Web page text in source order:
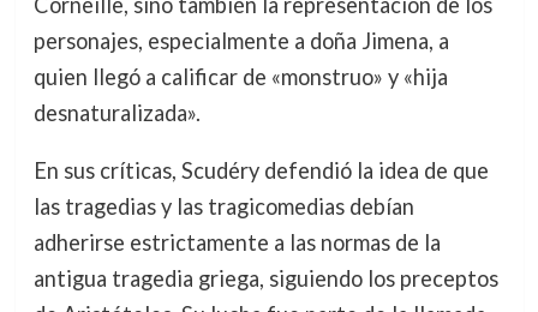
personajes, especialmente a doña Jimena, a
quien llegó a calificar de «monstruo» y «hija
desnaturalizada».
En sus críticas, Scudéry defendió la idea de que
las tragedias y las tragicomedias debían
adherirse estrictamente a las normas de la
antigua tragedia griega, siguiendo los preceptos